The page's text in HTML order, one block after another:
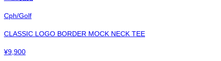
Cph/Golf
CLASSIC LOGO BORDER MOCK NECK TEE
¥9,900